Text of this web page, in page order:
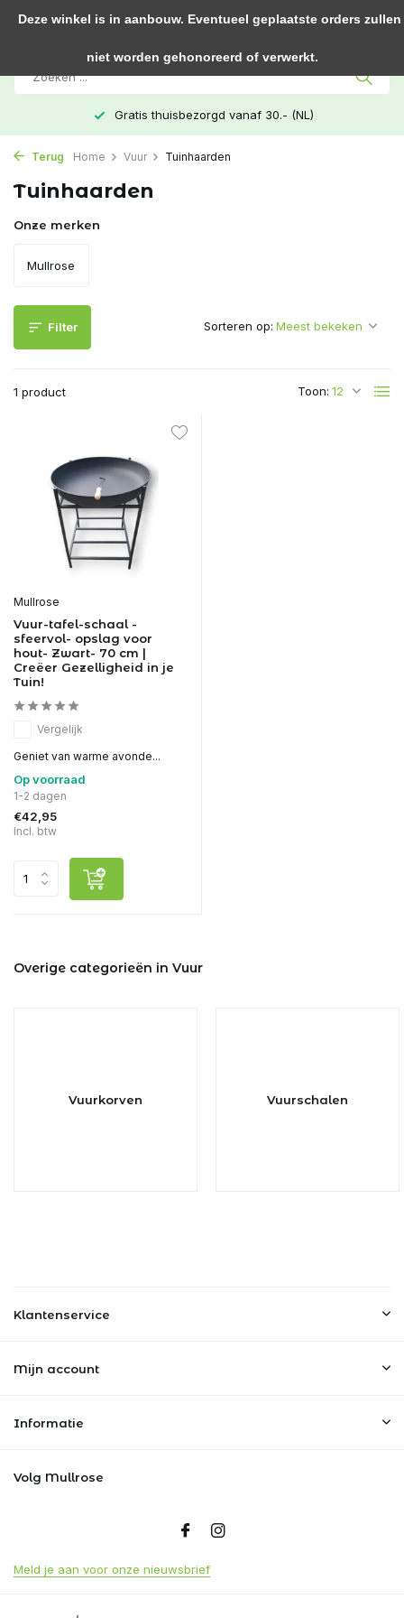
Gratis thuisbezorgd vanaf 30.- (NL)
Terug Home Vuur Tuinhaarden
Tuinhaarden
Onze merken
Mullrose
Filter
1 product Toon:
Sorteren op:
Mullrose
Vuur-tafel-schaal -
sfeervol- opslag voor
hout- Zwart- 70 cm |
Creëer Gezelligheid in je
Tuin!
Vergelijk
Geniet van warme avonde...
Op voorraad
1-2 dagen
€42,95
Incl. btw
Overige categorieën in Vuur
Vuurkorven Vuurschalen
Klantenservice
Mijn account
Informatie
Volg Mullrose
Meld je aan voor onze nieuwsbrief
Deze winkel is in aanbouw. Eventueel geplaatste orders zullen
niet worden gehonoreerd of verwerkt.